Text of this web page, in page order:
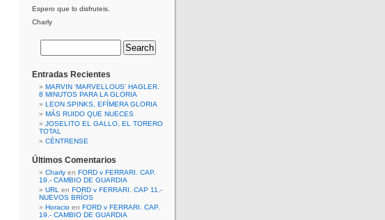
Espero que lo disfruteis.
Charly
Entradas Recientes
MARVIN ‘MARVELLOUS’ HAGLER.
8 MINUTOS PARA LA GLORIA
LEON SPINKS, EFÍMERA GLORIA
MÁS RUIDO QUE NUECES
JOSELITO EL GALLO, EL TORERO
TOTAL
CÉNTRENSE
Últimos Comentarios
Charly en FORD v FERRARI. CAP.
19.- CAMBIO DE GUARDIA
URL
en FORD v FERRARI. CAP 11.-
NUEVOS BRÍOS
Horacio en FORD v FERRARI. CAP.
19.- CAMBIO DE GUARDIA